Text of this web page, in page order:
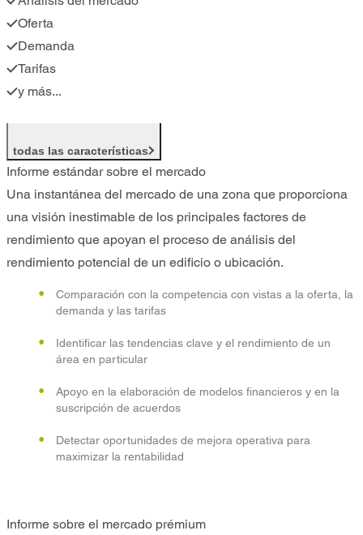
Oferta
Demanda
Tarifas
y más...
todas las características
Informe estándar sobre el mercado
Una instantánea del mercado de una zona que proporciona
una visión inestimable de los principales factores de
rendimiento que apoyan el proceso de análisis del
rendimiento potencial de un edificio o ubicación.
Comparación con la competencia con vistas a la oferta, la
demanda y las tarifas
Identificar las tendencias clave y el rendimiento de un
área en particular
Apoyo en la elaboración de modelos financieros y en la
suscripción de acuerdos
Detectar oportunidades de mejora operativa para
maximizar la rentabilidad
Informe sobre el mercado prémium